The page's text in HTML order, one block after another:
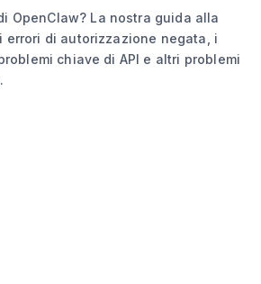
OpenClaw? La nostra guida alla
di autorizzazione negata, i
chiave di API e altri problemi